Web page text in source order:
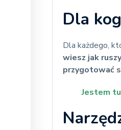
Dla
Dla każdego,
wiesz jak
przygotować
Jestem